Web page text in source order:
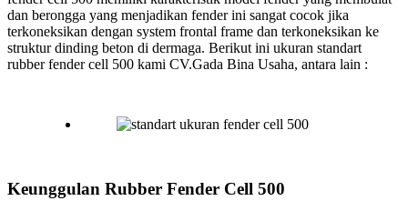
dan berongga yang menjadikan fender ini sangat cocok jika
terkoneksikan dengan system frontal frame dan terkoneksikan ke
struktur dinding beton di dermaga. Berikut ini ukuran standart
rubber fender cell 500 kami CV.Gada Bina Usaha, antara lain :
Keunggulan Rubber Fender Cell 500